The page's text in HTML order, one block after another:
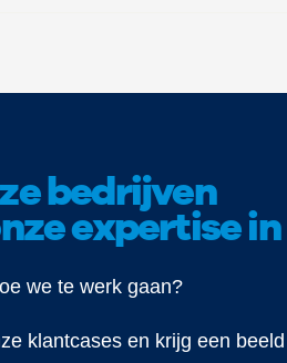
bedrijven
expertise in
we te werk gaan?
klantcases en krijg een beeld